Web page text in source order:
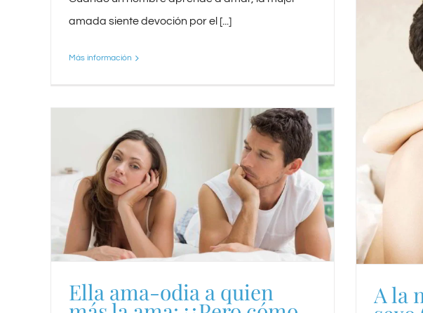
amada siente devoción por el [...]
Más información
A la
Ella ama-odia a quien